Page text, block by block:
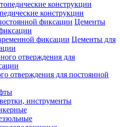
конструкции
Цементы
Цементы для
отверждения для постоянной
инструменты